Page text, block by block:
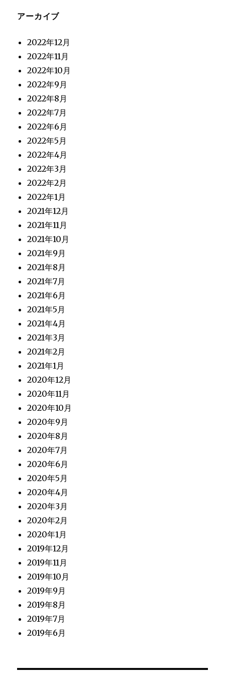
アーカイブ
2022年12月
2022年11月
2022年10月
2022年9月
2022年8月
2022年7月
2022年6月
2022年5月
2022年4月
2022年3月
2022年2月
2022年1月
2021年12月
2021年11月
2021年10月
2021年9月
2021年8月
2021年7月
2021年6月
2021年5月
2021年4月
2021年3月
2021年2月
2021年1月
2020年12月
2020年11月
2020年10月
2020年9月
2020年8月
2020年7月
2020年6月
2020年5月
2020年4月
2020年3月
2020年2月
2020年1月
2019年12月
2019年11月
2019年10月
2019年9月
2019年8月
2019年7月
2019年6月